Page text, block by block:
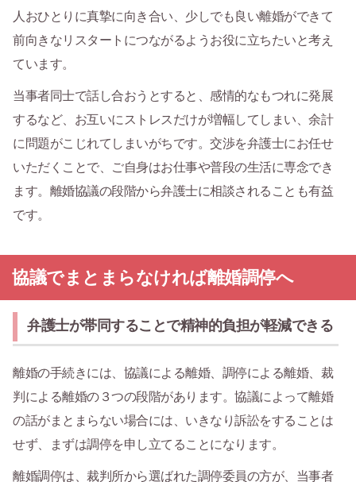
人おひとりに真摯に向き合い、少しでも良い離婚ができて
前向きなリスタートにつながるようお役に立ちたいと考え
ています。
当事者同士で話し合おうとすると、感情的なもつれに発展
するなど、お互いにストレスだけが増幅してしまい、余計
に問題がこじれてしまいがちです。交渉を弁護士にお任せ
いただくことで、ご自身はお仕事や普段の生活に専念でき
ます。離婚協議の段階から弁護士に相談されることも有益
です。
協議でまとまらなければ離婚調停へ
弁護士が帯同することで精神的負担が軽減できる
離婚の手続きには、協議による離婚、調停による離婚、裁
判による離婚の３つの段階があります。協議によって離婚
の話がまとまらない場合には、いきなり訴訟をすることは
せず、まずは調停を申し立てることになります。
離婚調停は、裁判所から選ばれた調停委員の方が、当事者